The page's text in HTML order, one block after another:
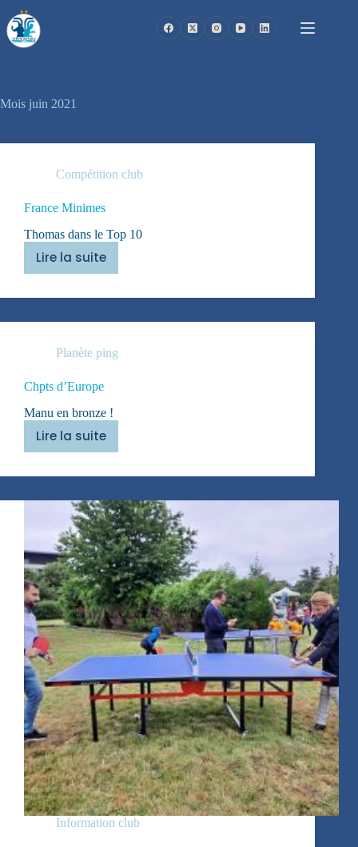
au
contenu
Mois juin 2021
Compétition club
France Minimes
Thomas dans le Top 10
Lire la suite
France
Planète ping
Chpts d’Europe
Manu en bronze !
Lire la suite
Chpts
Information club